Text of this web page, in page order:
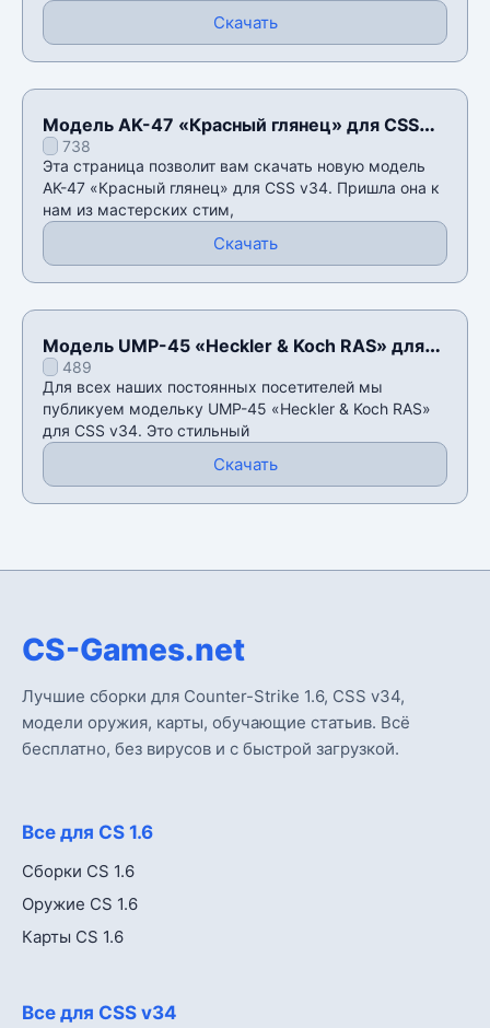
Скачать
Модель AK-47 «Красный глянец» для CSS
v34738
Эта страница позволит вам скачать новую модель
AK-47 «Красный глянец» для CSS v34. Пришла она к
нам из мастерских стим,
Скачать
Модель UMP-45 «Heckler & Koch RAS» для
CSS v34
489
Для всех наших постоянных посетителей мы
публикуем модельку UMP-45 «Heckler & Koch RAS»
для CSS v34. Это стильный
Скачать
CS-Games.net
Лучшие сборки для Counter-Strike 1.6, CSS v34,
модели оружия, карты, обучающие статьив. Всё
бесплатно, без вирусов и с быстрой загрузкой.
Все для CS 1.6
Сборки CS 1.6
Оружие CS 1.6
Карты CS 1.6
Все для CSS v34